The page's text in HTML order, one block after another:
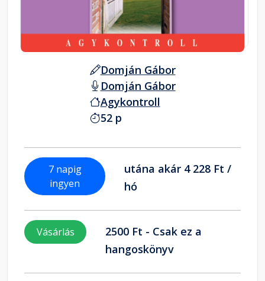
Domján Gábor
Domján Gábor
Agykontroll
52 p
7 napig
ingyen
utána akár 4 228 Ft /
hó
Vásárlás
2500 Ft - Csak ez a
hangoskönyv